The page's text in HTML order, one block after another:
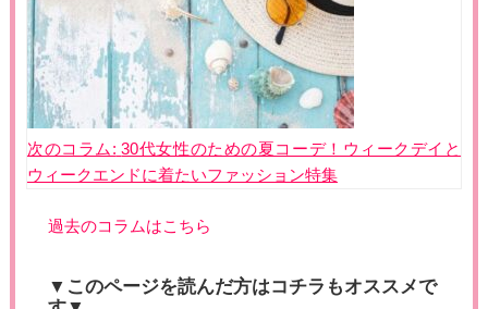
次のコラム: 30代女性のための夏コーデ！ウィークデイと
ウィークエンドに着たいファッション特集
過去のコラムはこちら
▼このページを読んだ方はコチラもオススメで